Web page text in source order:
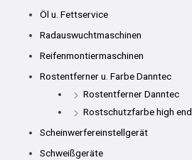
Öl u. Fettservice
Radauswuchtmaschinen
Reifenmontiermaschinen
Rostentferner u. Farbe Danntec
Rostentferner Danntec
Rostschutzfarbe high end
Scheinwerfereinstellgerät
Schweißgeräte